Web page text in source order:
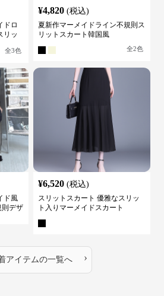
ドロ
リッ
全3色
¥4,820 (税込)
夏新作マーメイドライン不規則ス
リットスカート韓国風
全2色
ド風
則デザ
¥6,520 (税込)
スリットスカート 優雅なスリッ
ト入りマーメイドスカート
アイテムの一覧へ ›